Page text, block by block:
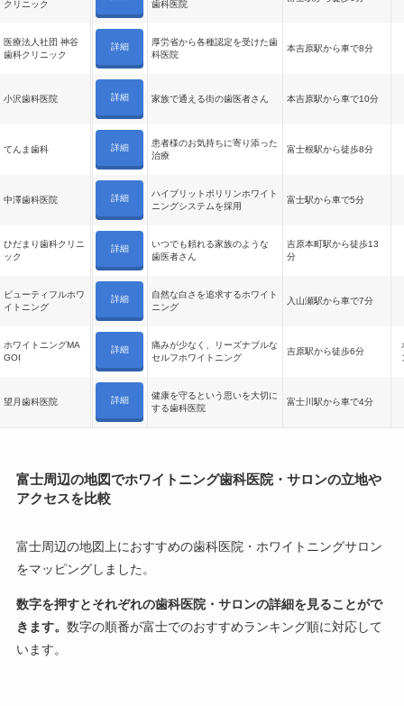
クリニック
歯科医院
医療法人社団 神谷
歯科クリニック
詳細
厚労省から各種認定を受けた歯
科医院
本吉原駅から車で8分
小沢歯科医院 詳細 家族で通える街の歯医者さん 本吉原駅から車で10分
てんま歯科 詳細
患者様のお気持ちに寄り添った
治療
富士根駅から徒歩8分
中澤歯科医院 詳細
ハイブリットポリリンホワイト
ニングシステムを採用
富士駅から車で5分
ひだまり歯科クリニ
ック
詳細
いつでも頼れる家族のような
歯医者さん
吉原本町駅から徒歩13
分
ビューティフルホワ
イトニング
詳細
自然な白さを追求するホワイト
ニング
入山瀬駅から車で7分
ホワイトニングMA
GOI
詳細
痛みが少なく、リーズナブルな
セルフホワイトニング
吉原駅から徒歩6分
望月歯科医院 詳細
健康を守るという思いを大切に
する歯科医院
富士川駅から車で4分
富士周辺の地図でホワイトニング歯科医院・サロンの立地や
アクセスを比較
富士周辺の地図上におすすめの歯科医院・ホワイトニングサロン
をマッピングしました。
数字を押すとそれぞれの歯科医院・サロンの詳細を見ることがで
きます。 数字の順番が富士でのおすすめランキング順に対応して
います。